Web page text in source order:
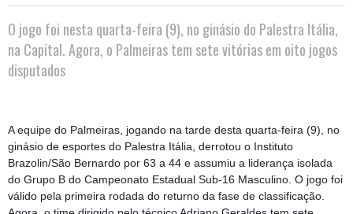
O jogo foi nesta quarta-feira (9), no ginásio do Palestra Itália,
na Capital. Agora, o Palmeiras tem sete vitórias em oito jogos
disputados
A equipe do Palmeiras, jogando na tarde desta quarta-feira (9), no
ginásio de esportes do Palestra Itália, derrotou o Instituto
Brazolin/São Bernardo por 63 a 44 e assumiu a liderança isolada
do Grupo B do Campeonato Estadual Sub-16 Masculino. O jogo foi
válido pela primeira rodada do returno da fase de classificação.